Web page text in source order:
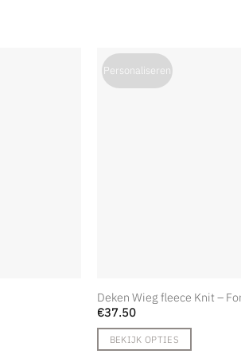
Personaliseren
Deken Wieg fleece Knit –
€37.50
BEKIJK OPTIES